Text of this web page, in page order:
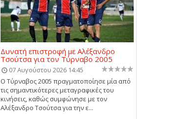
Δυνατή επιστροφή με Αλέξανδρο
Τσούτσα για τον Τύρναβο 2005
07 Αυγούστου 2026 14:45
Ο Τύρναβος 2005 πραγματοποίησε μία από
τις σημαντικότερες μεταγραφικές του
κινήσεις, καθώς συμφώνησε με τον
Αλέξανδρο Τσούτσα για την ε...